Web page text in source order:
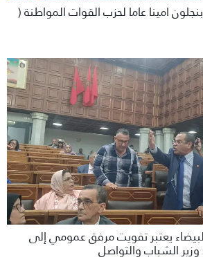
امينا عاما لحزب القوات المواطنة (
يعتبر تفويت مرفق عمومي إلى
الشباب والتواصل